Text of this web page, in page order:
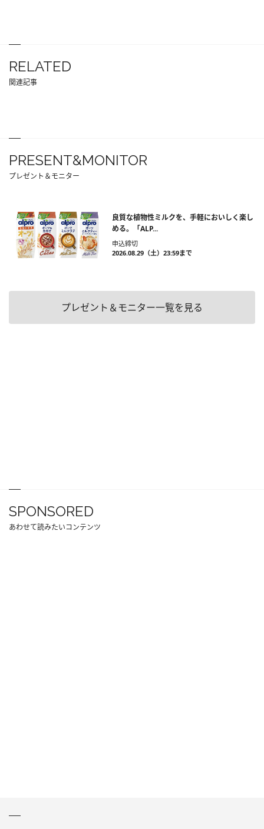
RELATED
関連記事
PRESENT&MONITOR
プレゼント＆モニター
良質な植物性ミルクを、手軽においしく楽し
める。「ALP...
申込締切
2026.08.29（土）23:59まで
プレゼント＆モニター一覧を見る
SPONSORED
あわせて読みたいコンテンツ